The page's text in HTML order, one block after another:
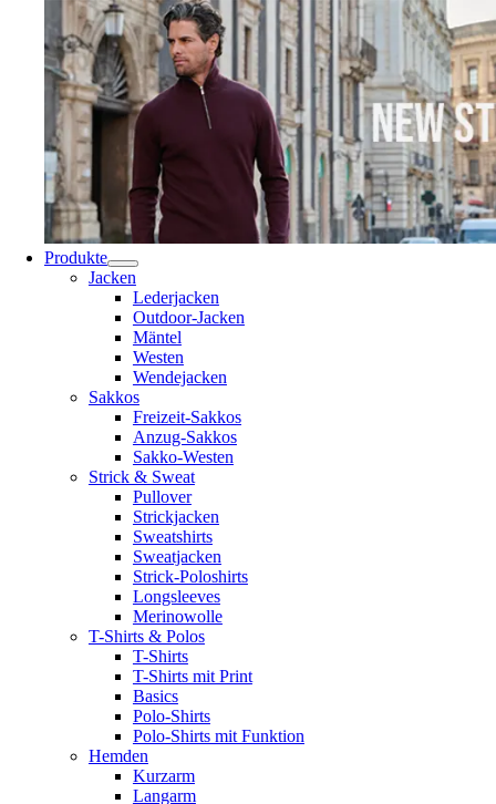
Produkte
Jacken
Lederjacken
Outdoor-Jacken
Mäntel
Westen
Wendejacken
Sakkos
Freizeit-Sakkos
Anzug-Sakkos
Sakko-Westen
Strick & Sweat
Pullover
Strickjacken
Sweatshirts
Sweatjacken
Strick-Poloshirts
Longsleeves
Merinowolle
T-Shirts & Polos
T-Shirts
T-Shirts mit Print
Basics
Polo-Shirts
Polo-Shirts mit Funktion
Hemden
Kurzarm
Langarm